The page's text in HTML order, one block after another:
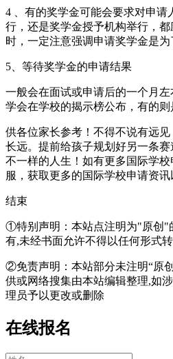
4 、有的奖学金可能会要求对申请
行，还是奖学金授予机构举行，
时，一定注意强调申请奖学金是为
5、等待奖学金的申请结果
一般会在面试或申请后的一个月
学会在学校的揭示榜公布，有的则
供各位家长参考！不得不说有远
长远。提前给孩子规划好另一条
不一样的人生！如有更多国际学校
服 ，获取更多的国际学校申请资
结束
①特别声明：本站点注明为"原创"
有,未经书面允许不得以任何形式
②免责声明：本站部分未注明“原
供或网络搜集由本站编辑整理,如
理员予以更改或删除
在线报名